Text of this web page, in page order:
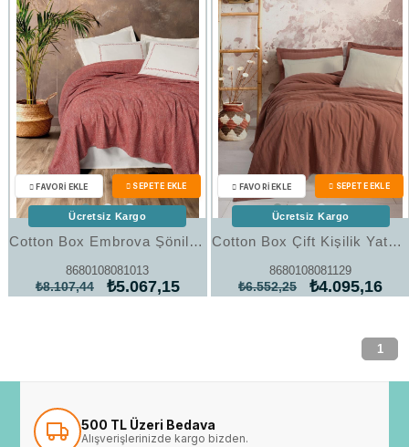
Cotton Box Embrova Şönil Çift Kişilik Yatak Örtüsü/Pike Takımı Loom Bordo
8680108081013
₺5.067,15
₺8.107,44
Ücretsiz Kargo
Cotton Box Çift Kişilik Yatak Örtülü Pike Takımı Natura Vilo Kiremit
8680108081129
₺4.095,16
₺6.552,25
Ücretsiz Kargo
1
500 TL Üzeri Bedava
Alışverişlerinizde kargo bizden.